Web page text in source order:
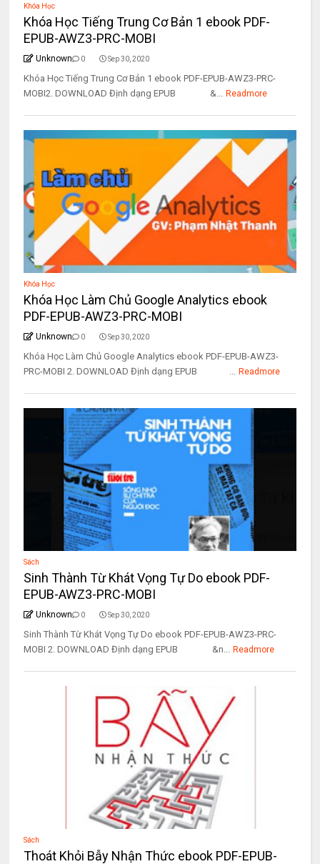
Khóa Học
Khóa Học Tiếng Trung Cơ Bản 1 ebook PDF-
EPUB-AWZ3-PRC-MOBI
Unknown 0 Sep 30, 2020
Khóa Học Tiếng Trung Cơ Bản 1 ebook PDF-EPUB-AWZ3-PRC-
MOBI2. DOWNLOAD Định dạng EPUB &... Readmore
Khóa Học
Khóa Học Làm Chủ Google Analytics ebook
PDF-EPUB-AWZ3-PRC-MOBI
Unknown 0 Sep 30, 2020
Khóa Học Làm Chủ Google Analytics ebook PDF-EPUB-AWZ3-
PRC-MOBI 2. DOWNLOAD Định dạng EPUB ... Readmore
Sách
Sinh Thành Từ Khát Vọng Tự Do ebook PDF-
EPUB-AWZ3-PRC-MOBI
Unknown 0 Sep 30, 2020
Sinh Thành Từ Khát Vọng Tự Do ebook PDF-EPUB-AWZ3-PRC-
MOBI 2. DOWNLOAD Định dạng EPUB &n... Readmore
Sách
Thoát Khỏi Bẫy Nhận Thức ebook PDF-EPUB-